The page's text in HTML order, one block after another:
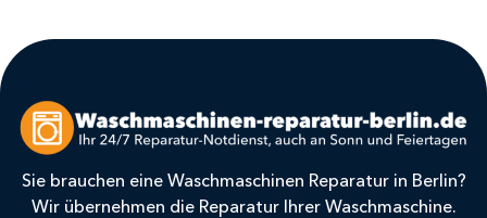
Sie brauchen eine Waschmaschinen Reparatur in Berlin?
Wir übernehmen die Reparatur Ihrer Waschmaschine.